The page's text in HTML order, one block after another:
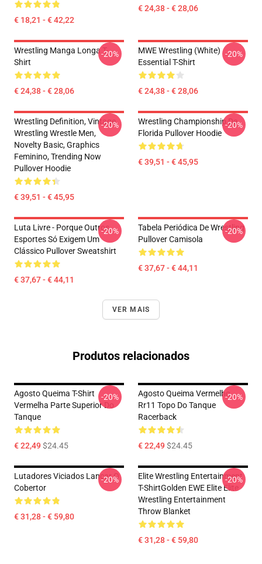
€ 18,21 - € 42,22
€ 24,38 - € 28,06
Wrestling Manga Longa T-
Shirt
€ 24,38 - € 28,06
-20%
MWE Wrestling (White)
Essential T-Shirt
€ 24,38 - € 28,06
-20%
Wrestling Definition, Vintage
Wrestling Wrestle Men,
Novelty Basic, Graphics
Feminino, Trending Now
Pullover Hoodie
€ 39,51 - € 45,95
-20%
Wrestling Championship De
Florida Pullover Hoodie
€ 39,51 - € 45,95
-20%
Luta Livre - Porque Outros
Esportes Só Exigem Um
Clássico Pullover Sweatshirt
€ 37,67 - € 44,11
-20%
Tabela Periódica De Wrestling
Pullover Camisola
€ 37,67 - € 44,11
-20%
VER MAIS
Produtos relacionados
Agosto Queima T-Shirt
Vermelha Parte Superior Do
Tanque
€ 22,49$24.45
-20%
Agosto Queima Vermelho
Rr11 Topo Do Tanque
Racerback
€ 22,49$24.45
-20%
Lutadores Viciados Lançar O
Cobertor
€ 31,28 - € 59,80
-20%
Elite Wrestling Entertainment
T-ShirtGolden EWE Elite Elite
Wrestling Entertainment
Throw Blanket
€ 31,28 - € 59,80
-20%